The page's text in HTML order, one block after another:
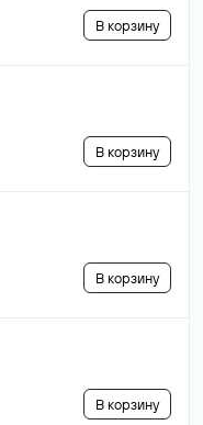
В корзину
В корзину
В корзину
В корзину